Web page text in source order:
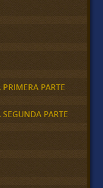
PARTE
PARTE